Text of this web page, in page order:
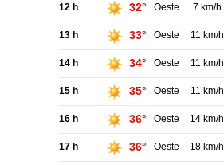
12 h 32° Oeste 7 km/h
13 h 33° Oeste 11 km/h
14 h 34° Oeste 11 km/h
15 h 35° Oeste 11 km/h
16 h 36° Oeste 14 km/h
17 h 36° Oeste 18 km/h